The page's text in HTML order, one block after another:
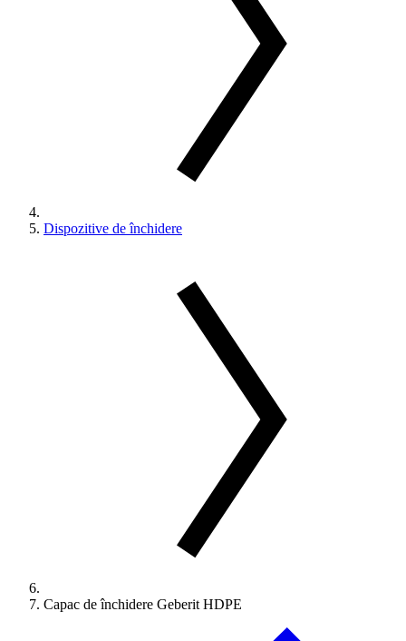
Dispozitive de închidere
Capac de închidere Geberit HDPE